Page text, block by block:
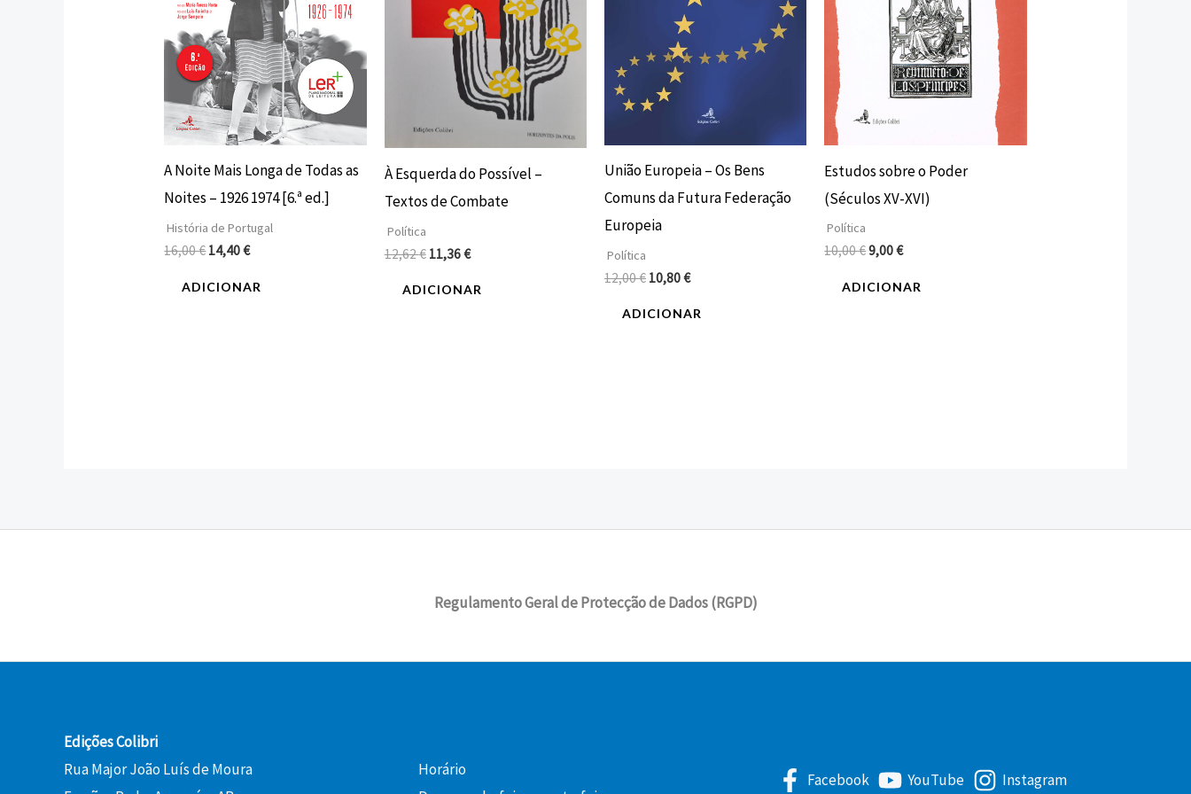
A Noite Mais Longa de Todas as
Noites – 1926 1974 [6.ª ed.]
História de Portugal
16,00€14,40€
ADICIONAR
À Esquerda do Possível –
Textos de Combate
Política
12,62€ 11,36€
ADICIONAR
União Europeia – Os Bens
Comuns da Futura Federação
Europeia
Política
12,00€ 10,80€
ADICIONAR
Estudos sobre o Poder
(Séculos XV-XVI)
Política
10,00€9,00€
ADICIONAR
Regulamento Geral de Protecção de Dados (RGPD)
Edições Colibri
Rua Major João Luís de Moura
Horário
Facebook YouTube Instagram